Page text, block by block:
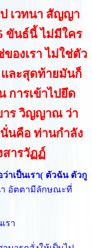
เวทนา สัญญา
ขันธ์นี้ ไม่มีใคร
องเรา ไม่ใช่ตัว
และสุดท้ายมันก็
การเข้าไปยึด
าร วิญญาณ ว่า
นคือ ท่านกำลัง
ารวัฏฏ์
ว่าเป็นเรา( ตัวฉัน ตัวกู
อัตตามีลักษณะที่
รา